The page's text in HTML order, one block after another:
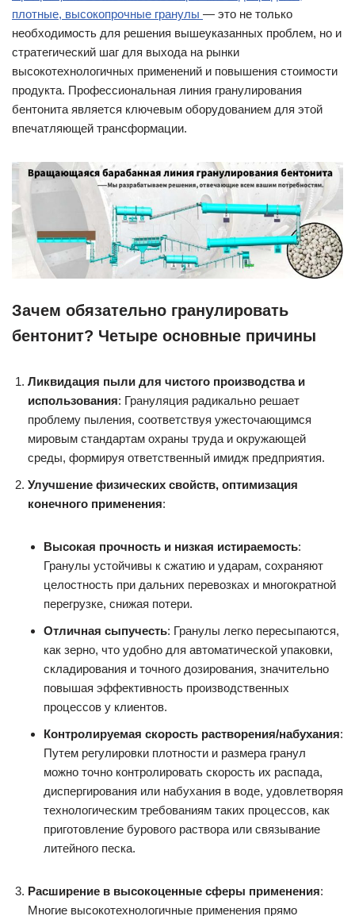
плотные, высокопрочные гранулы — это не только
необходимость для решения вышеуказанных проблем, но и
стратегический шаг для выхода на рынки
высокотехнологичных применений и повышения стоимости
продукта. Профессиональная линия гранулирования
бентонита является ключевым оборудованием для этой
впечатляющей трансформации.
Зачем обязательно гранулировать
бентонит? Четыре основные причины
Ликвидация пыли для чистого производства и
использования: Грануляция радикально решает
проблему пыления, соответствуя ужесточающимся
мировым стандартам охраны труда и окружающей
среды, формируя ответственный имидж предприятия.
Улучшение физических свойств, оптимизация
конечного применения:
Высокая прочность и низкая истираемость:
Гранулы устойчивы к сжатию и ударам, сохраняют
целостность при дальних перевозках и многократной
перегрузке, снижая потери.
Отличная сыпучесть: Гранулы легко пересыпаются,
как зерно, что удобно для автоматической упаковки,
складирования и точного дозирования, значительно
повышая эффективность производственных
процессов у клиентов.
Контролируемая скорость растворения/набухания:
Путем регулировки плотности и размера гранул
можно точно контролировать скорость их распада,
диспергирования или набухания в воде, удовлетворяя
технологическим требованиям таких процессов, как
приготовление бурового раствора или связывание
литейного песка.
Расширение в высокоценные сферы применения:
Многие высокотехнологичные применения прямо